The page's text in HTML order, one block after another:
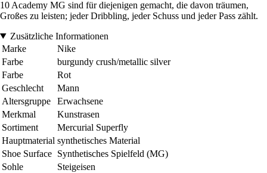
10 Academy MG sind für diejenigen gemacht, die davon träumen,
Großes zu leisten; jeder Dribbling, jeder Schuss und jeder Pass zählt.
Zusätzliche Informationen
Marke
Nike
Farbe
burgundy crush/metallic silver
Farbe
Rot
Geschlecht
Mann
Altersgruppe
Erwachsene
Merkmal
Kunstrasen
Sortiment
Mercurial Superfly
Hauptmaterial synthetisches Material
Shoe Surface Synthetisches Spielfeld (MG)
Sohle
Steigeisen